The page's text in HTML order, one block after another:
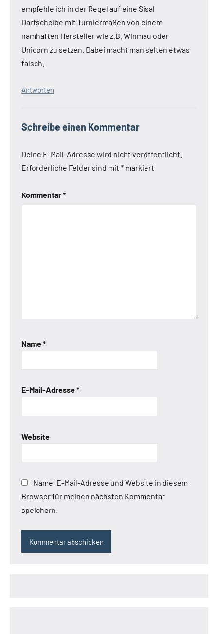
empfehle ich in der Regel auf eine Sisal
Dartscheibe mit Turniermaßen von einem
namhaften Hersteller wie z.B. Winmau oder
Unicorn zu setzen. Dabei macht man selten etwas
falsch.
Antworten
Schreibe einen Kommentar
Deine E-Mail-Adresse wird nicht veröffentlicht.
Erforderliche Felder sind mit * markiert
Kommentar*
Name*
E-Mail-Adresse*
Website
Name, E-Mail-Adresse und Website in diesem
Browser für meinen nächsten Kommentar
speichern.